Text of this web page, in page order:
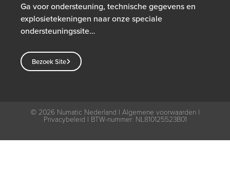
Ga voor ondersteuning, technische gegevens en
explosietekeningen naar onze speciale
ondersteuningssite…
Bezoek Site
© 2026 Numatic Nederland | Algemene voorwaarden|
Privacybeleid | BTW-nummer: NL810125523B01